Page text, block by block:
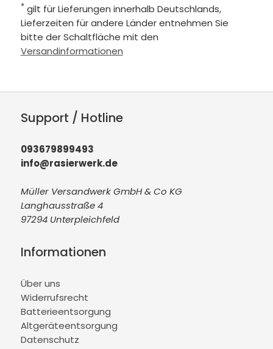
* gilt für Lieferungen innerhalb Deutschlands,
Lieferzeiten für andere Länder entnehmen Sie
bitte der Schaltfläche mit den
Versandinformationen
Support / Hotline
093679899493
info@rasierwerk.de
Müller Versandwerk GmbH & Co KG
Langhausstraße 4
97294 Unterpleichfeld
Informationen
Über uns
Widerrufsrecht
Batterieentsorgung
Altgeräteentsorgung
Datenschutz